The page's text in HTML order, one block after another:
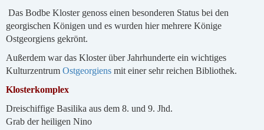
Das Bodbe Kloster genoss einen besonderen Status bei den
georgischen Königen und es wurden hier mehrere Könige
Ostgeorgiens gekrönt.
Außerdem war das Kloster über Jahrhunderte ein wichtiges
Kulturzentrum Ostgeorgiensmit einer sehr reichen Bibliothek.
Klosterkomplex
Dreischiffige Basilika aus dem 8. und 9. Jhd.
Grab der heiligen Nino